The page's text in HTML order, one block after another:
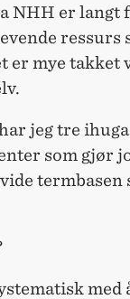
NHH er langt
ressurs
er mye takket
jeg tre
som gjør
termbasen
med